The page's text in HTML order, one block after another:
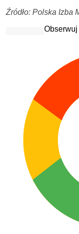
Źródło: Polska Izba